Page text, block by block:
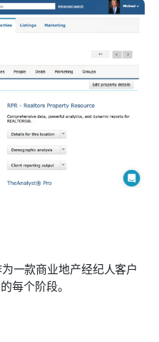
一款商业地产经纪人客户
每个阶段。